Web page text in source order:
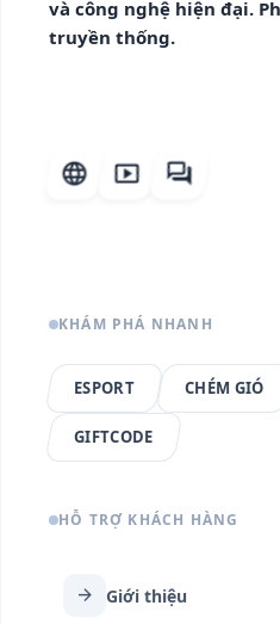
và công nghệ hiện đại.
truyền thống.
language smart_display forum
KHÁM PHÁ NHANH
ESPORT CHÉM GIÓ
GIFTCODE
HỖ TRỢ KHÁCH HÀNG
arrow_forward Giới thiệu